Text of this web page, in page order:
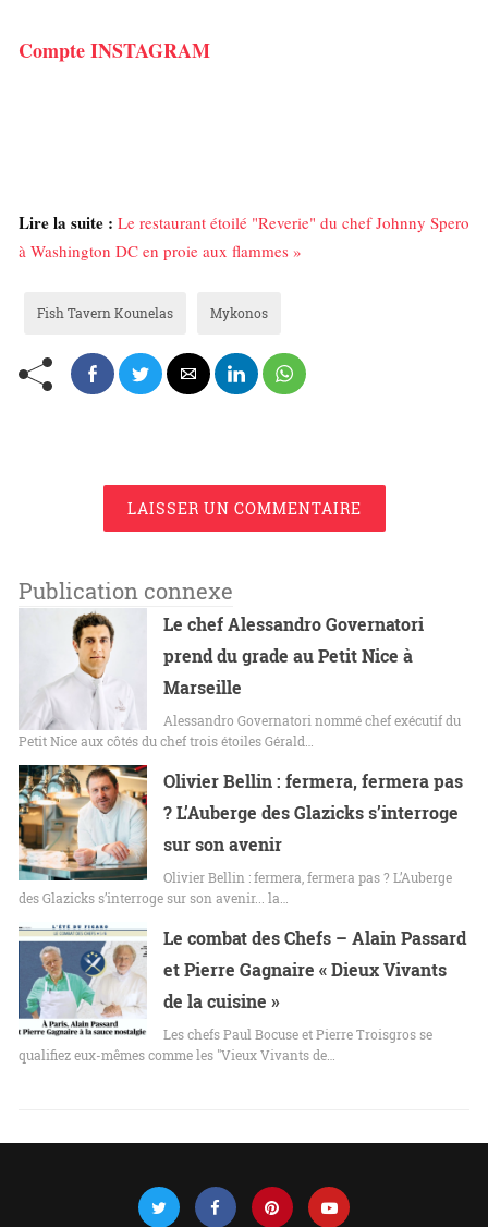
Compte INSTAGRAM
Lire la suite : Le restaurant étoilé "Reverie" du chef Johnny Spero
à Washington DC en proie aux flammes »
Fish Tavern Kounelas Mykonos
LAISSER UN COMMENTAIRE
Publication connexe
Le chef Alessandro Governatori
prend du grade au Petit Nice à
Marseille
Alessandro Governatori nommé chef exécutif du
Petit Nice aux côtés du chef trois étoiles Gérald…
Olivier Bellin : fermera, fermera pas
? L’Auberge des Glazicks s’interroge
sur son avenir
Olivier Bellin : fermera, fermera pas ? L’Auberge
des Glazicks s’interroge sur son avenir... la…
Le combat des Chefs – Alain Passard
et Pierre Gagnaire « Dieux Vivants
de la cuisine »
Les chefs Paul Bocuse et Pierre Troisgros se
qualifiez eux-mêmes comme les "Vieux Vivants de…